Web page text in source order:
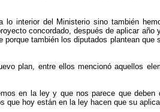
interior del Ministerio sino también
concordado, después de aplicar
también los diputados plantean
plan, entre ellos mencionó aquellos
en la ley y que nos parece que
hoy están en la ley hacen que su